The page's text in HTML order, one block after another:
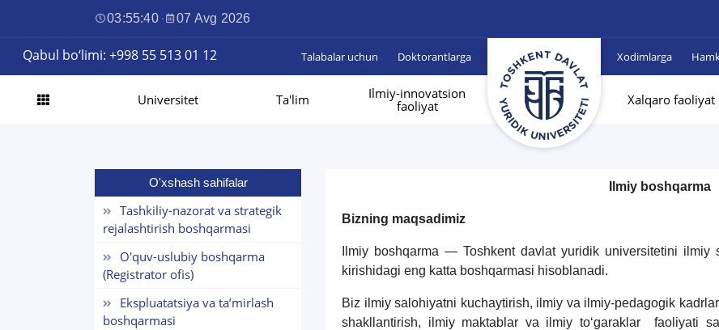
03:55:40 · 07 Avg 2026
Qabul bo‘limi: +998 55 513 01 12 Talabalar uchun Doktorantlarga Xodimlarga
Universitet Ta'lim
Ilmiy-innovatsion
faoliyat
Xalqaro faoliyat
O'xshash sahifalar
Tashkiliy-nazorat va strategik
rejalashtirish boshqarmasi
O'quv-uslubiy boshqarma
(Registrator ofis)
Ekspluatatsiya va taʼmirlash
boshqarmasi
Ilmiy boshqarma
Bizning maqsadimiz
Ilmiy boshqarma — Toshkent davlat yuridik universitetini ilmiy
kirishidagi eng katta boshqarmasi hisoblanadi.
Biz ilmiy salohiyatni kuchaytirish, ilmiy va ilmiy-pedagogik
shakllantirish, ilmiy maktablar va ilmiy to‘garaklar faoliyati